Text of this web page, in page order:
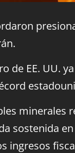
de EE. UU.
minerales
sostenida
ingresos